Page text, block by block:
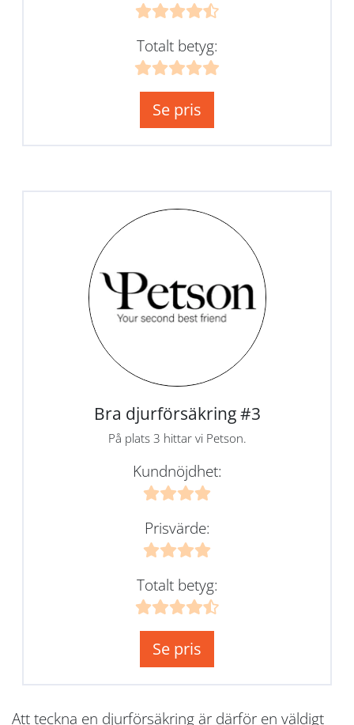
Totalt betyg:
Se pris
Bra djurförsäkring #3
På plats 3 hittar vi Petson.
Kundnöjdhet:
Prisvärde:
Totalt betyg:
Se pris
Att teckna en djurförsäkring är därför en väldigt